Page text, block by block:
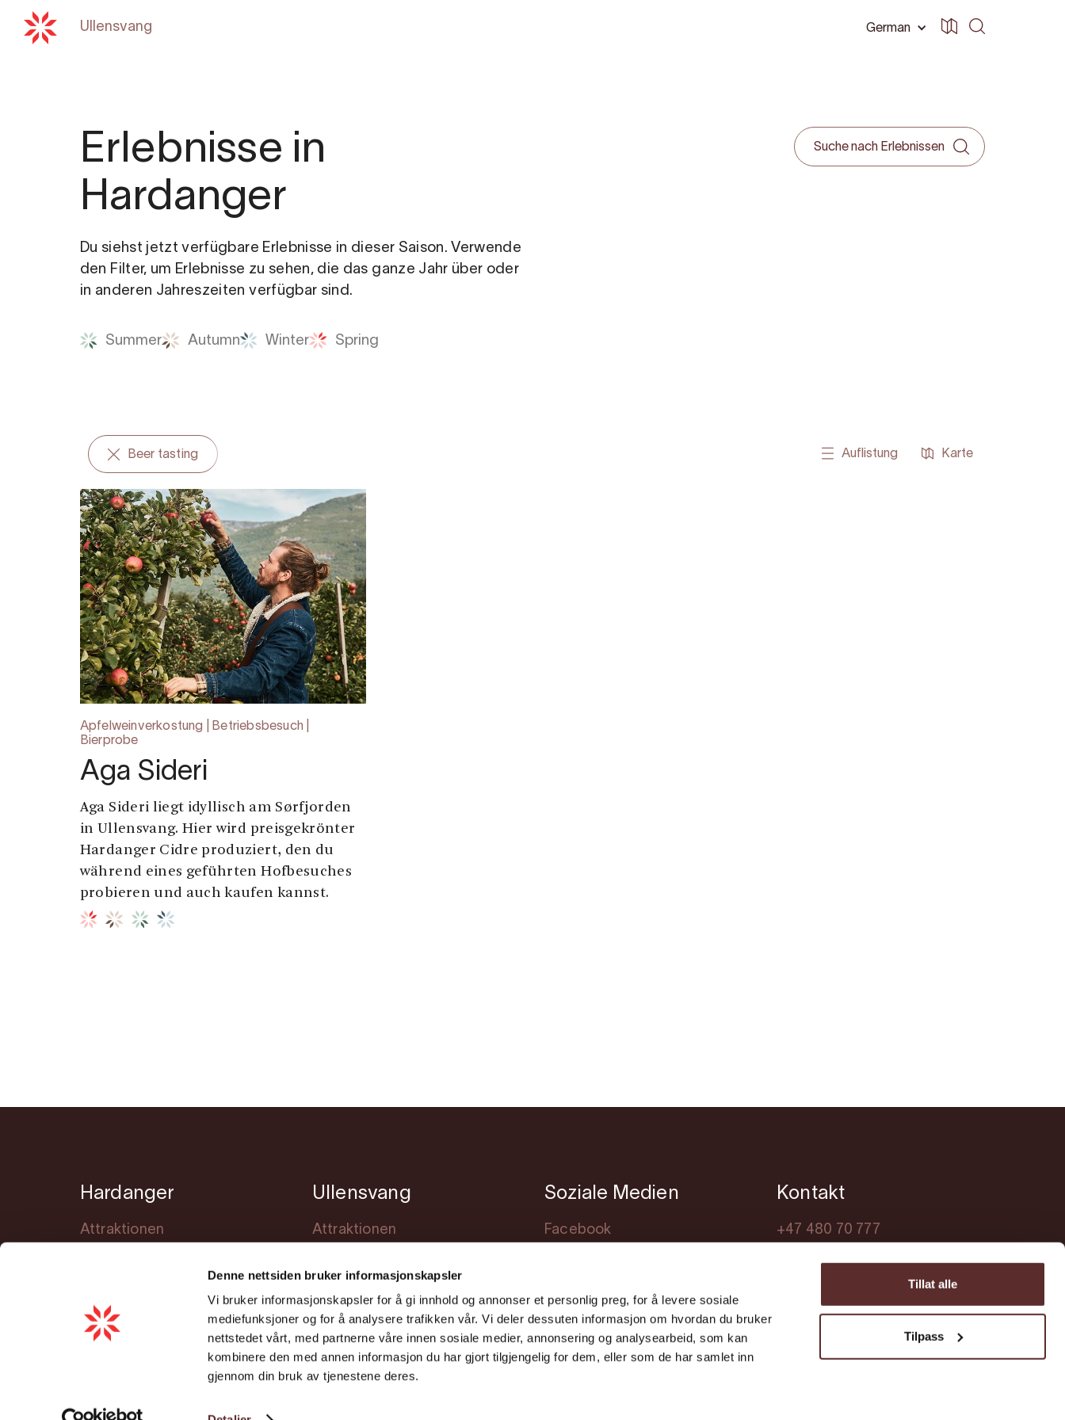
Denne nettsiden bruker informasjonskapsler
Vi bruker informasjonskapsler for å gi innhold og annonser et personlig preg, for å levere sosiale
mediefunksjoner og for å analysere trafikken vår. Vi deler dessuten informasjon om hvordan du bruker
nettstedet vårt, med partnerne våre innen sosiale medier, annonsering og analysearbeid, som kan
kombinere den med annen informasjon du har gjort tilgjengelig for dem, eller som de har samlet inn
gjennom din bruk av tjenestene deres.
Tillat alle
Tilpass
German
Ullensvang
Erlebnisse in
Hardanger
Du siehst jetzt verfügbare Erlebnisse in dieser Saison. Verwende
den Filter, um Erlebnisse zu sehen, die das ganze Jahr über oder
in anderen Jahreszeiten verfügbar sind.
Summer Autumn Winter Spring
Beer tasting Auflistung Karte
Apfelweinverkostung | Betriebsbesuch |
Bierprobe
Aga Sideri
Aga Sideri liegt idyllisch am Sørfjorden
in Ullensvang. Hier wird preisgekrönter
Hardanger Cidre produziert, den du
während eines geführten Hofbesuches
probieren und auch kaufen kannst.
Hardanger
Attraktionen
Lerne Hardanger kennen
Planung
Ullensvang
Attraktionen
Veranstaltungen
Planung
Soziale Medien
Facebook
Kontakt
+47 480 70 777